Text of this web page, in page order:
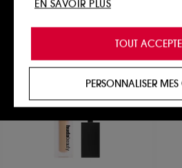
de vous offrir une expérience
personnalisée en vous
produits, des services et des
proposer des offres
votre profil.
Cookies réseaux sociaux et
utilisés pour vous présenter
de vous plaire via des
TOUT
PERSONNALISER
EN SAVOIR PLUS